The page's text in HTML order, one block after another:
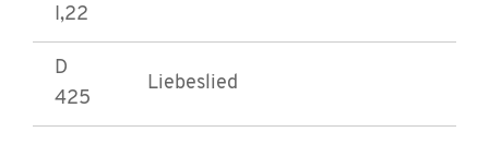
I,22
D
425
Liebeslied